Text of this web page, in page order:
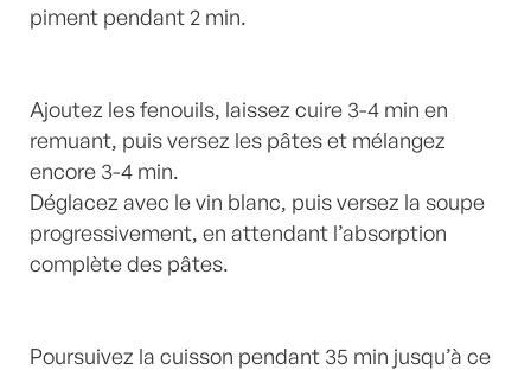
piment pendant 2 min.
Ajoutez les fenouils, laissez cuire 3-4 min en
remuant, puis versez les pâtes et mélangez
encore 3-4 min.
Déglacez avec le vin blanc, puis versez la soupe
progressivement, en attendant l’absorption
complète des pâtes.
Poursuivez la cuisson pendant 35 min jusqu’à ce